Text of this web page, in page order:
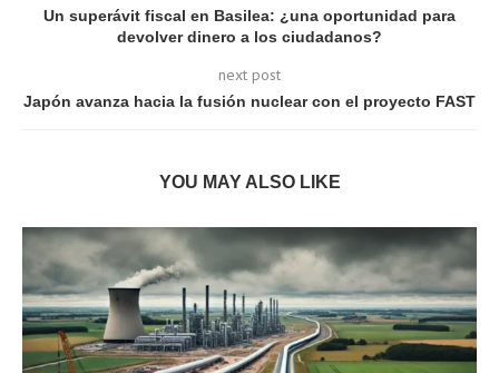
Un superávit fiscal en Basilea: ¿una oportunidad para
devolver dinero a los ciudadanos?
next post
Japón avanza hacia la fusión nuclear con el proyecto FAST
YOU MAY ALSO LIKE